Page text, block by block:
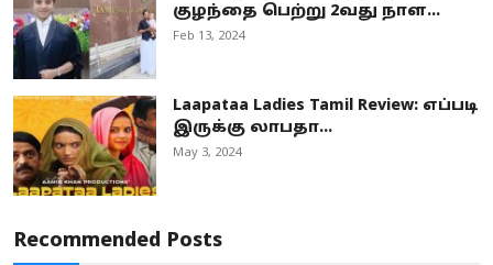
குழந்தை பெற்று 2வது நாள...
Feb 13, 2024
Laapataa Ladies Tamil Review: எப்படி
இருக்கு லாபதா...
May 3, 2024
Recommended Posts